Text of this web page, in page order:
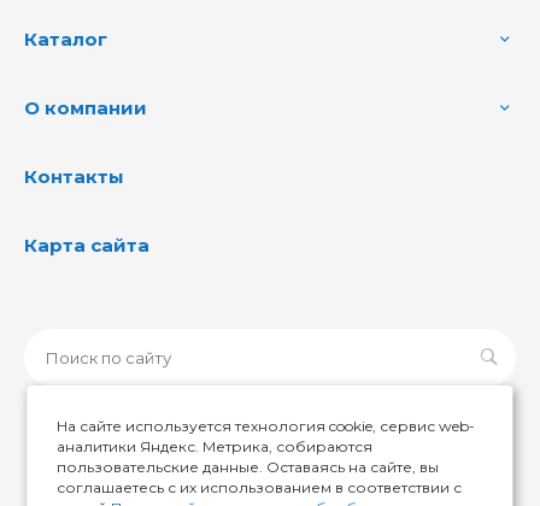
Каталог
О компании
Контакты
Карта сайта
© 2026 ИМИР174, Все права защищены
На сайте используется технология cookie, сервис web-
аналитики Яндекс. Метрика, собираются
пользовательские данные. Оставаясь на сайте, вы
соглашаетесь с их использованием в соответствии с